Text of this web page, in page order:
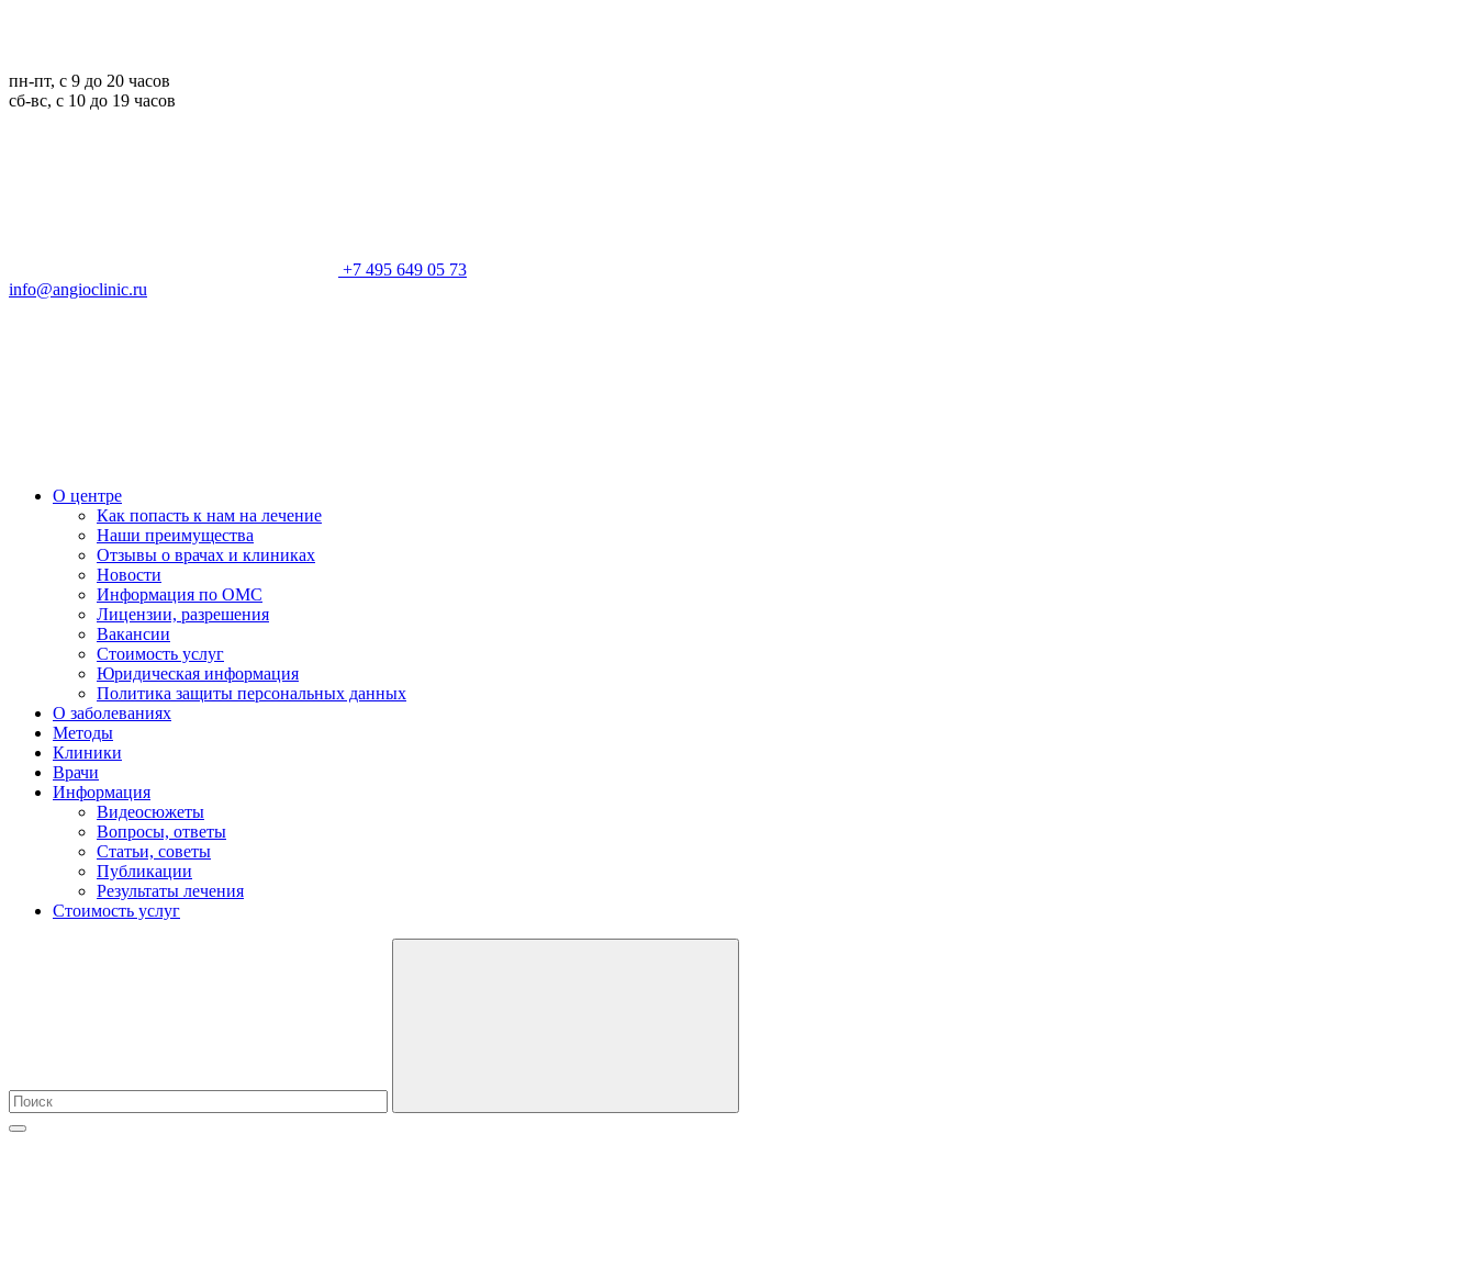
пн-пт, с 9 до 20 часов
сб-вс, с 10 до 19 часов
+7 495 649 05 73
info@angioclinic.ru
О центре
Как попасть к нам на лечение
Наши преимущества
Отзывы о врачах и клиниках
Новости
Информация по ОМС
Лицензии, разрешения
Вакансии
Стоимость услуг
Юридическая информация
Политика защиты персональных данных
О заболеваниях
Методы
Клиники
Врачи
Информация
Видеосюжеты
Вопросы, ответы
Статьи, советы
Публикации
Результаты лечения
Стоимость услуг